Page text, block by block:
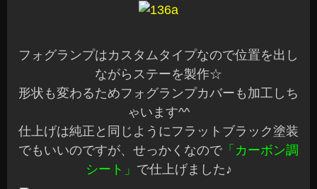
フォグランプはカスタムタイプなので位置を出し
ながらステーを製作☆
形状も変わるためフォグランプカバーも加工しち
ゃいます^^
仕上げは純正と同じようにフラットブラック塗装
でもいいのですが、せっかくなので 「カーボン調
シート」 で仕上げました♪